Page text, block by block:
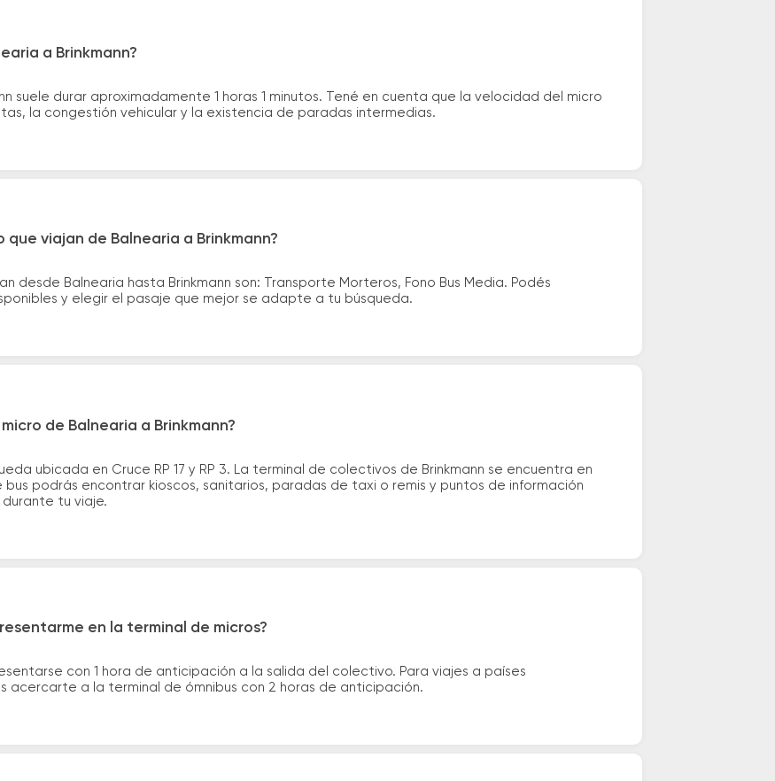
a Brinkmann?
suele durar aproximadamente 1 horas 1 minutos. Tené en cuenta que la velocidad del micro
la congestión vehicular y la existencia de paradas intermedias.
que viajan de Balnearia a Brinkmann?
desde Balnearia hasta Brinkmann son: Transporte Morteros, Fono Bus Media. Podés
y elegir el pasaje que mejor se adapte a tu búsqueda.
de Balnearia a Brinkmann?
ubicada en Cruce RP 17 y RP 3. La terminal de colectivos de Brinkmann se encuentra en
bus podrás encontrar kioscos, sanitarios, paradas de taxi o remis y puntos de información
tu viaje.
en la terminal de micros?
con 1 hora de anticipación a la salida del colectivo. Para viajes a países
acercarte a la terminal de ómnibus con 2 horas de anticipación.